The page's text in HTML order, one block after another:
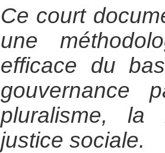
Ce court
une
efficace du
gouvernance
pluralisme, la
justice sociale.